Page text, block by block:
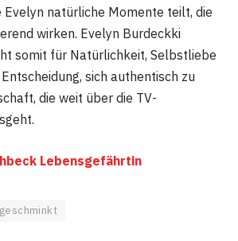
Evelyn natürliche Momente teilt, die
wirken. Evelyn Burdeckki
somit für Natürlichkeit, Selbstliebe
sich authentisch zu
die weit über die TV-
Lebensgefährtin